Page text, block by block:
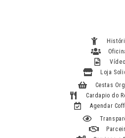
Loja
Cestas
Cardapio do
Agendar